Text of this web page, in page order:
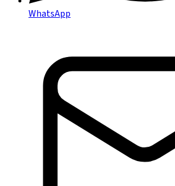
WhatsApp